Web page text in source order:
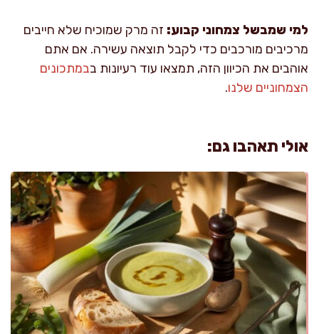
למי שמבשל צמחוני קבוע: זה מרק שמוכיח שלא חייבים
מרכיבים מורכבים כדי לקבל תוצאה עשירה. אם אתם
אוהבים את הכיוון הזה, תמצאו עוד רעיונות בבמתכונים
הצמחוניים שלנו.
אולי תאהבו גם: